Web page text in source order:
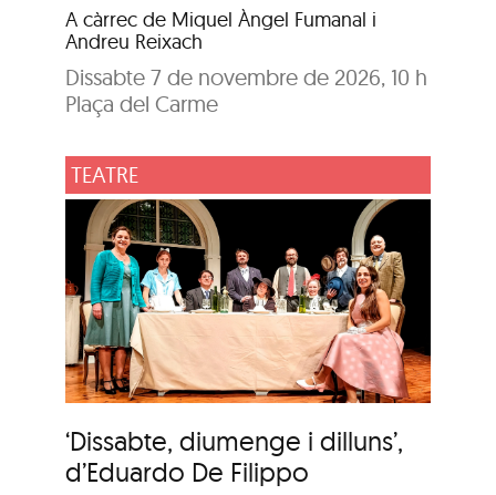
A càrrec de Miquel Àngel Fumanal i
Andreu Reixach
Dissabte 7 de novembre de 2026, 10 h
Plaça del Carme
TEATRE
‘Dissabte, diumenge i dilluns’,
d’Eduardo De Filippo